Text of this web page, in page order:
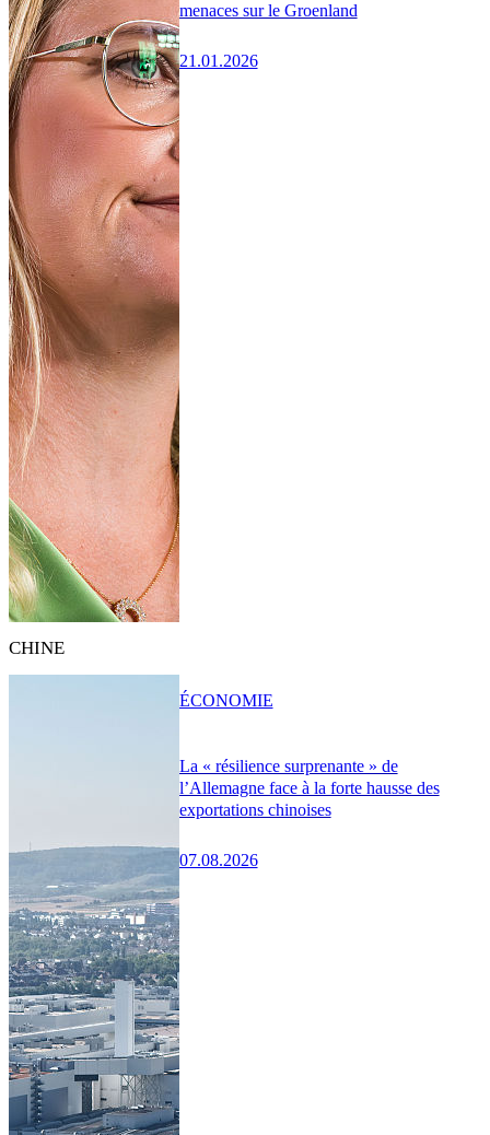
menaces sur le Groenland
21.01.2026
CHINE
La « résilience surprenante » de
l’Allemagne face à la forte hausse des
exportations chinoises
07.08.2026
ÉCONOMIE